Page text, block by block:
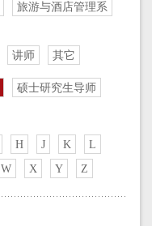
旅游与酒店管理系
讲师 其它
硕士研究生导师
H J K
L
W X Y Z